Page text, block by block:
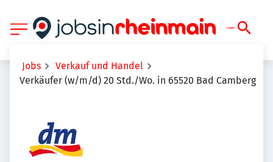
Jobs
Verkauf und Handel
Verkäufer (w/m/d) 20 Std./Wo. in 65520 Bad Camberg